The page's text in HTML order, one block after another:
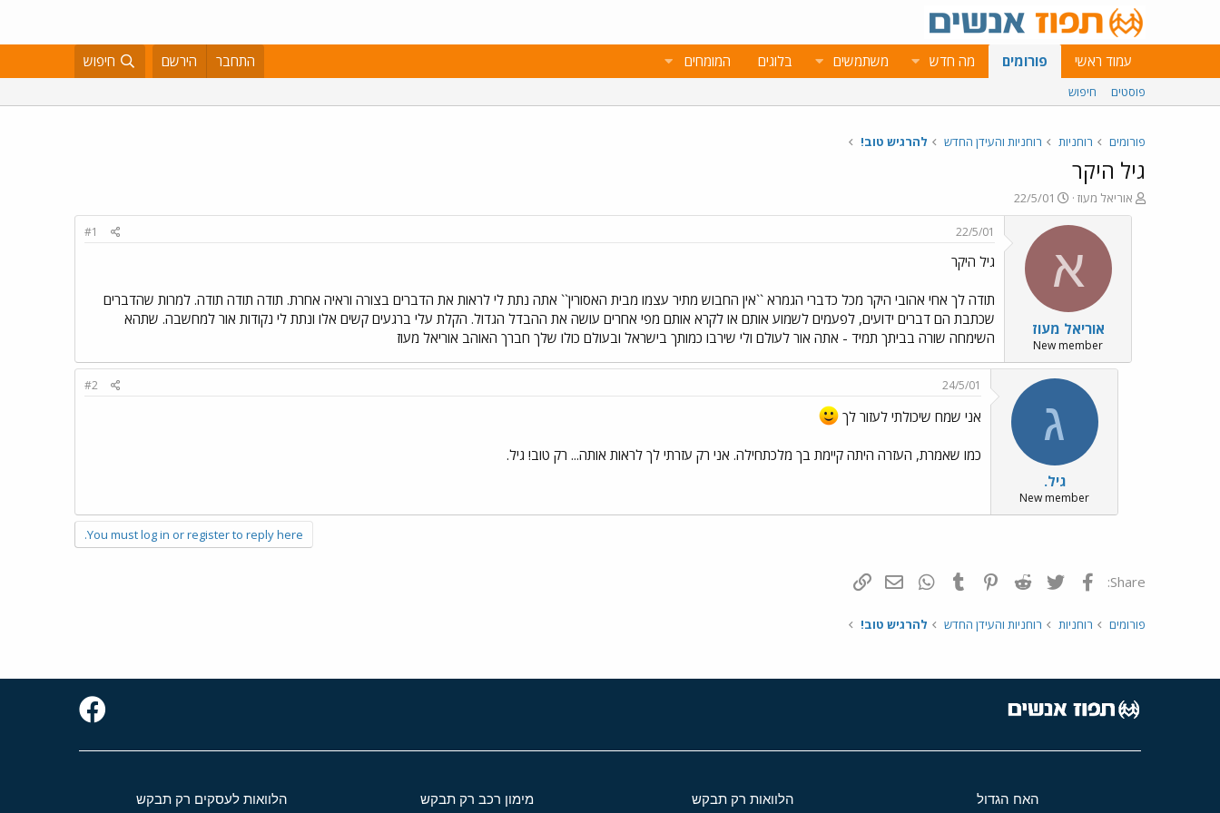
עמוד ראשי פורומים מה חדש משתמשים בלוגים המומחים התחבר הירשם חיפוש
פוסטים חיפוש
פורומים רוחניות רוחניות והעידן החדש להרגיש טוב!
גיל היקר
פ
ו
אוריאל מעוז
פ
ו
ר
ב
א
ר
י
ך
22/5/01
א
אוריאל מעוז
New member
22/5/01
#1
גיל היקר
תודה לך אחי אהובי היקר מכל כדברי הגמרא ``אין החבוש מתיר עצמו מבית האסורין`` אתה נתת לי לראות את הדברים בצורה וראיה אחרת. תודה תודה תודה. למרות שהדברים
שכתבת הם דברים ידועים, לפעמים לשמוע אותם או לקרא אותם מפי אחרים עושה את ההבדל הגדול. הקלת עלי ברגעים קשים אלו ונתת לי נקודות אור למחשבה. שתהא
השימחה שורה בביתך תמיד - אתה אור לעולם ולי שירבו כמותך בישראל ובעולם כולו שלך חברך האוהב אוריאל מעוז
ג
גיל.
New member
24/5/01
#2
אני שמח שיכולתי לעזור לך
כמו שאמרת, העזרה היתה קיימת בך מלכתחילה. אני רק עזרתי לך לראות אותה... רק טוב! גיל.
You must log in or register to reply here.
Share: פייסבוק Twitter
Reddit
Pinterest
Tumblr
WhatsAppדואר אלקטרוני
פורומים רוחניות רוחניות והעידן החדש להרגיש טוב!
האח הגדול הלוואות רק תבקש מימון רכב רק תבקש הלוואות לעסקים רק תבקש